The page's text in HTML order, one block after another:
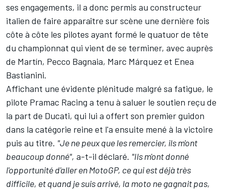
ses engagements, il a donc permis au constructeur
italien de faire apparaître sur scène une dernière fois
côte à côte les pilotes ayant formé le quatuor de tête
du championnat qui vient de se terminer, avec auprès
de Martín, Pecco Bagnaia, Marc Márquez et Enea
Bastianini.
Affichant une évidente plénitude malgré sa fatigue, le
pilote Pramac Racing a tenu à saluer le soutien reçu de
la part de Ducati, qui lui a offert son premier guidon
dans la catégorie reine et l'a ensuite mené à la victoire
puis au titre. "Je ne peux que les remercier, ils m'ont
beaucoup donné", a-t-il déclaré. "Ils m'ont donné
l'opportunité d'aller en MotoGP, ce qui est déjà très
difficile, et quand je suis arrivé, la moto ne gagnait pas,